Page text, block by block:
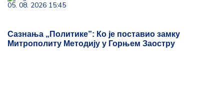
05. 08. 2026 15:45
Сазнања „Политике”: Ко је поставио замку
Митрополиту Методију у Горњем Заостру